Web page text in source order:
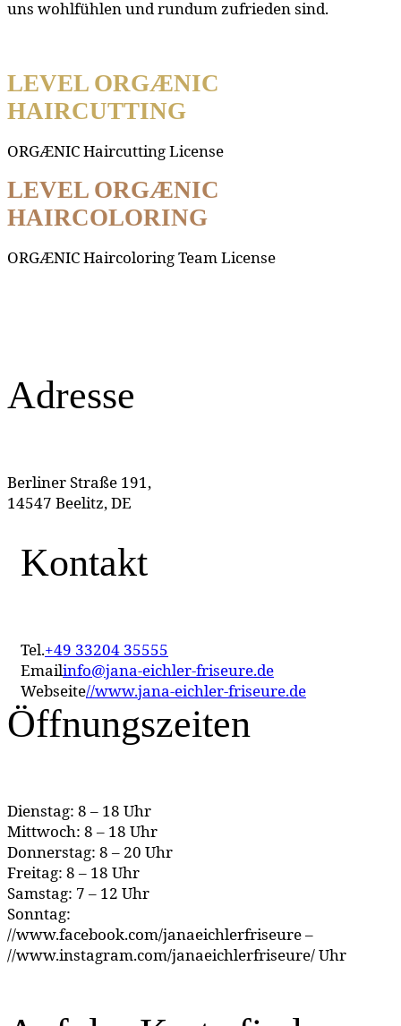
uns wohlfühlen und rundum zufrieden sind.
LEVEL ORGÆNIC
HAIRCUTTING
ORGÆNIC Haircutting License
LEVEL ORGÆNIC
HAIRCOLORING
ORGÆNIC Haircoloring Team License
Adresse
Berliner Straße 191,
14547 Beelitz, DE
Kontakt
Tel.+49 33204 35555
Emailinfo@jana-eichler-friseure.de
Webseite//www.jana-eichler-friseure.de
Öffnungszeiten
Dienstag: 8 – 18 Uhr
Mittwoch: 8 – 18 Uhr
Donnerstag: 8 – 20 Uhr
Freitag: 8 – 18 Uhr
Samstag: 7 – 12 Uhr
Sonntag:
//www.facebook.com/janaeichlerfriseure –
//www.instagram.com/janaeichlerfriseure/ Uhr